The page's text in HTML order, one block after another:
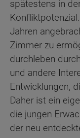
spätestens in
Jahren
Zimmer zu
durchleben
und andere
Entwicklungen,
Daher ist ein
die jungen
der neu